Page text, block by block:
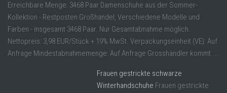
Erreichbare Menge: 3468 Paar Damenschuhe aus der Sommer-
Kollektion - Restposten Großhandel, Verschiedene Modelle und
Farben - insgesamt 3468 Paar. Nur Gesamtabnahme möglich.
Nettopreis: 3,98 EUR/Stück + 19% MwSt. Verpackungseinheit (VE): Auf
Anfrage Mindestabnahmemenge: Auf Anfrage Grosshändler kommt ...
Frauen gestrickte schwarze
Winterhandschuhe Frauen gestrickte